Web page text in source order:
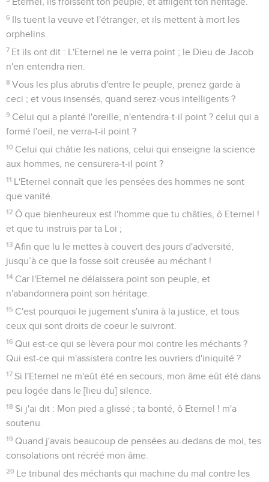
6 Ils tuent la veuve et l'étranger, et ils mettent à mort les
orphelins.
7 Et ils ont dit : L'Eternel ne le verra point ; le Dieu de Jacob
n'en entendra rien.
8 Vous les plus abrutis d'entre le peuple, prenez garde à
ceci ; et vous insensés, quand serez-vous intelligents ?
9 Celui qui a planté l'oreille, n'entendra-t-il point ? celui qui a
formé l'oeil, ne verra-t-il point ?
10 Celui qui châtie les nations, celui qui enseigne la science
aux hommes, ne censurera-t-il point ?
11 L'Eternel connaît que les pensées des hommes ne sont
que vanité.
12 Ô que bienheureux est l'homme que tu châties, ô Eternel !
et que tu instruis par ta Loi ;
13 Afin que lu le mettes à couvert des jours d'adversité,
jusqu’à ce que la fosse soit creusée au méchant !
14 Car l'Eternel ne délaissera point son peuple, et
n'abandonnera point son héritage.
15 C'est pourquoi le jugement s'unira à la justice, et tous
ceux qui sont droits de coeur le suivront.
16 Qui est-ce qui se lèvera pour moi contre les méchants ?
Qui est-ce qui m'assistera contre les ouvriers d'iniquité ?
17 Si l'Eternel ne m'eût été en secours, mon âme eût été dans
peu logée dans le [lieu du] silence.
18 Si j'ai dit : Mon pied a glissé ; ta bonté, ô Eternel ! m'a
soutenu.
19 Quand j'avais beaucoup de pensées au-dedans de moi, tes
consolations ont récréé mon âme.
20 Le tribunal des méchants qui machine du mal contre les